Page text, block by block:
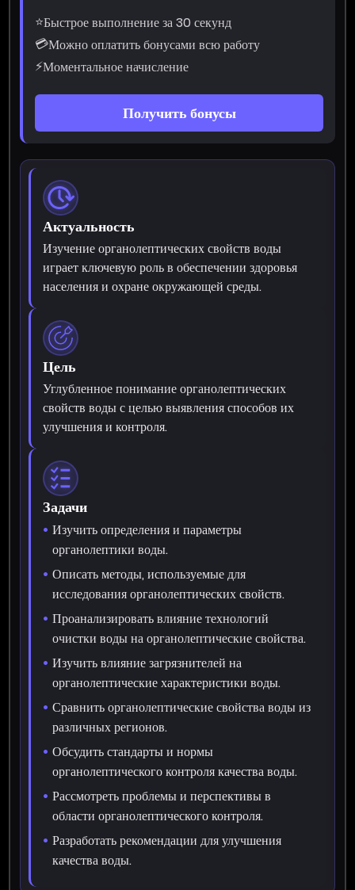
⭐Быстрое выполнение за 30 секунд
💳Можно оплатить бонусами всю работу
⚡Моментальное начисление
Получить бонусы
Актуальность
Изучение органолептических свойств воды
играет ключевую роль в обеспечении здоровья
населения и охране окружающей среды.
Цель
Углубленное понимание органолептических
свойств воды с целью выявления способов их
улучшения и контроля.
Задачи
Изучить определения и параметры
органолептики воды.
Описать методы, используемые для
исследования органолептических свойств.
Проанализировать влияние технологий
очистки воды на органолептические свойства.
Изучить влияние загрязнителей на
органолептические характеристики воды.
Сравнить органолептические свойства воды из
различных регионов.
Обсудить стандарты и нормы
органолептического контроля качества воды.
Рассмотреть проблемы и перспективы в
области органолептического контроля.
Разработать рекомендации для улучшения
качества воды.